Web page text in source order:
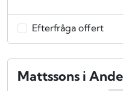
Efterfråga offert